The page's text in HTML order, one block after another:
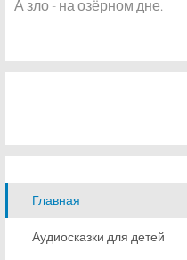
А зло - на озёрном дне.
Главная
Аудиосказки для детей